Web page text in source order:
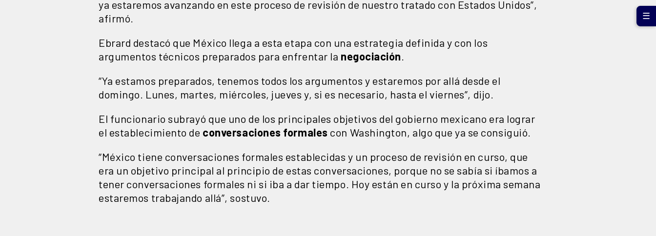
ya estaremos avanzando en este proceso de revisión de nuestro tratado con Estados Unidos”,
afirmó.
Ebrard destacó que México llega a esta etapa con una estrategia definida y con los
argumentos técnicos preparados para enfrentar la negociación
“Ya estamos preparados, tenemos todos los argumentos y estaremos por allá desde el
domingo. Lunes, martes, miércoles, jueves y, si es necesario, hasta el viernes”, dijo.
El funcionario subrayó que uno de los principales objetivos del gobierno mexicano era lograr
el establecimiento de conversaciones formales con Washington, algo que ya se consiguió.
“México tiene conversaciones formales establecidas y un proceso de revisión en curso, que
era un objetivo principal al principio de estas conversaciones, porque no se sabía si íbamos a
tener conversaciones formales ni si iba a dar tiempo. Hoy están en curso y la próxima semana
estaremos trabajando allá”, sostuvo.
☰